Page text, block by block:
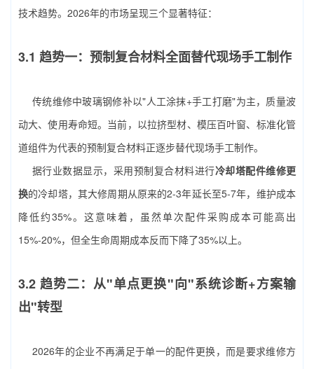
技术趋势。2026年的市场呈现三个显著特征：
3.1 趋势一：预制复合材料全面替代现场手工制作
传统维修中玻璃钢修补以"人工涂抹+手工打磨"为主，质量波
动大、使用寿命短。当前，以拉挤型材、模压百叶窗、标准化管
道组件为代表的预制复合材料正逐步替代现场手工制作。
据行业数据显示，采用预制复合材料进行冷却塔配件维修更
换的冷却塔，其大修周期从原来的2-3年延长至5-7年，维护成本
降低约35%。这意味着，虽然单次配件采购成本可能高出
15%-20%，但全生命周期成本反而下降了35%以上。
3.2 趋势二：从"单点更换"向"系统诊断+方案输
出"转型
2026年的企业不再满足于单一的配件更换，而是要求维修方